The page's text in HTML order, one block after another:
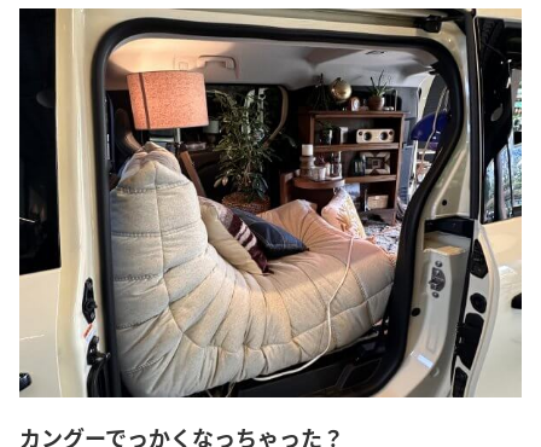
カングーでっかくなっちゃった？